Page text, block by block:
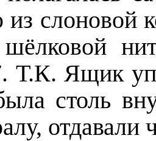
из слоновой
шёлковой
Т.К. Ящик
столь